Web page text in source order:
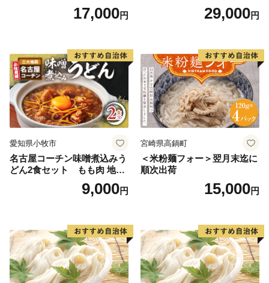
17,000円 29,000円
愛知県小牧市
名古屋コーチン味噌煮込みう
どん2食セット もも肉 地鶏
9,000円
宮崎県高鍋町
＜米粉麺フォー＞翌月末迄に
順次出荷
15,000円